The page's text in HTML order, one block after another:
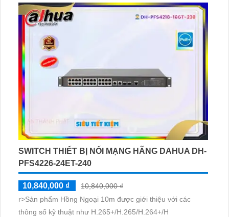
SWITCH THIẾT BỊ NỐI MẠNG HÃNG DAHUA DH-
PFS4226-24ET-240
10,840,000 ₫
10,840,000 ₫
r>Sản phẩm Hồng Ngoại 10m được giới thiệu với các
thông số kỹ thuật như H.265+/H.265/H.264+/H